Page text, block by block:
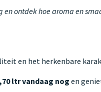
ontdek hoe aroma en
en het herkenbare
ltr vandaag nog en